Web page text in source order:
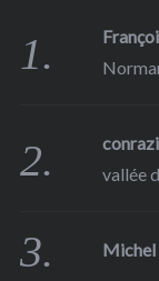
vallée
Michel